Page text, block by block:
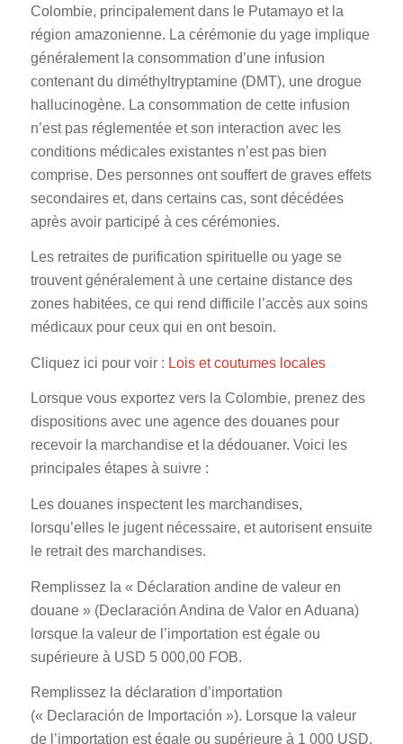
Colombie, principalement dans le Putamayo et la
région amazonienne. La cérémonie du yage implique
généralement la consommation d’une infusion
contenant du diméthyltryptamine (DMT), une drogue
hallucinogène. La consommation de cette infusion
n’est pas réglementée et son interaction avec les
conditions médicales existantes n’est pas bien
comprise. Des personnes ont souffert de graves effets
secondaires et, dans certains cas, sont décédées
après avoir participé à ces cérémonies.
Les retraites de purification spirituelle ou yage se
trouvent généralement à une certaine distance des
zones habitées, ce qui rend difficile l’accès aux soins
médicaux pour ceux qui en ont besoin.
Cliquez ici pour voir : Lois et coutumes locales
Lorsque vous exportez vers la Colombie, prenez des
dispositions avec une agence des douanes pour
recevoir la marchandise et la dédouaner. Voici les
principales étapes à suivre :
Les douanes inspectent les marchandises,
lorsqu’elles le jugent nécessaire, et autorisent ensuite
le retrait des marchandises.
Remplissez la « Déclaration andine de valeur en
douane » (Declaración Andina de Valor en Aduana)
lorsque la valeur de l’importation est égale ou
supérieure à USD 5 000,00 FOB.
Remplissez la déclaration d’importation
(« Declaración de Importación »). Lorsque la valeur
de l’importation est égale ou supérieure à 1 000 USD,